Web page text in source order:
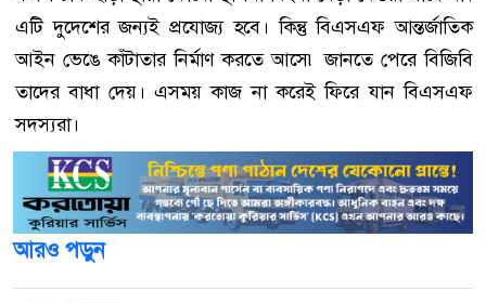
এটি দুদেশের জন্যই প্রযোজ্য হবে। কিন্তু বিএসএফ আন্তর্জাতিক
আইন ভেঙে কাঁটাতার নির্মাণ করতে আসে৷ জানতে পেরে বিজিবি
তাদের বাধা দেয়। এসময় কাজ না করেই ফিরে যান বিএসএফ
সদস্যরা।
আরও পড়ুন